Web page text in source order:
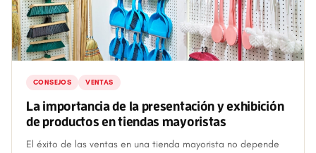
CONSEJOS VENTAS
La importancia de la presentación y exhibición
de productos en tiendas mayoristas
El éxito de las ventas en una tienda mayorista no depende